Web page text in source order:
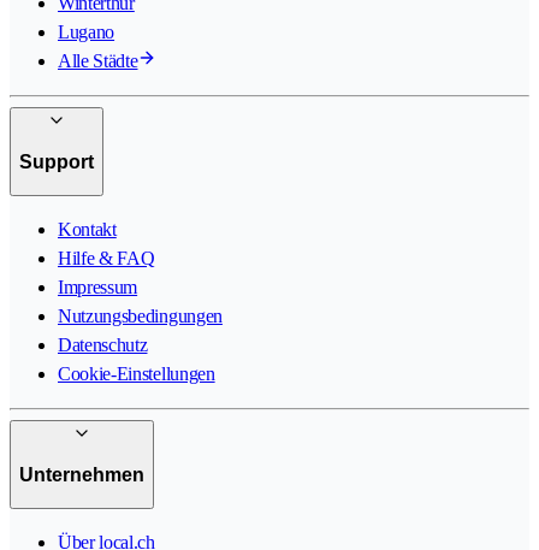
Lugano
Alle Städte
Support
Kontakt
Hilfe & FAQ
Impressum
Nutzungsbedingungen
Datenschutz
Cookie-Einstellungen
Unternehmen
Über local.ch